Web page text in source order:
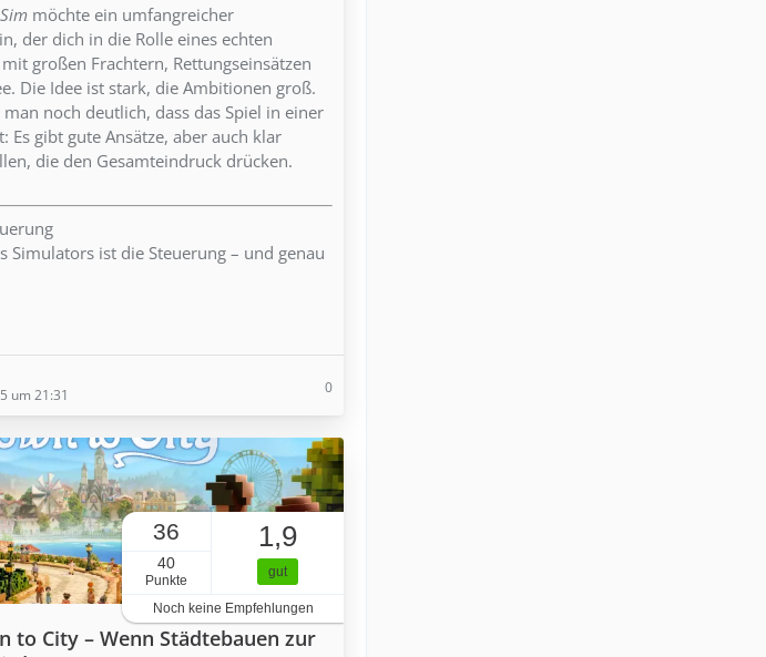
möchte ein umfangreicher
der dich in die Rolle eines echten
großen Frachtern, Rettungseinsätzen
Die Idee ist stark, die Ambitionen groß.
noch deutlich, dass das Spiel in einer
Es gibt gute Ansätze, aber auch klar
die den Gesamteindruck drücken.
Simulators ist die Steuerung – und genau
um 21:31
0
36
40
Punkte
1,9
gut
Noch keine Empfehlungen
to City – Wenn Städtebauen zur